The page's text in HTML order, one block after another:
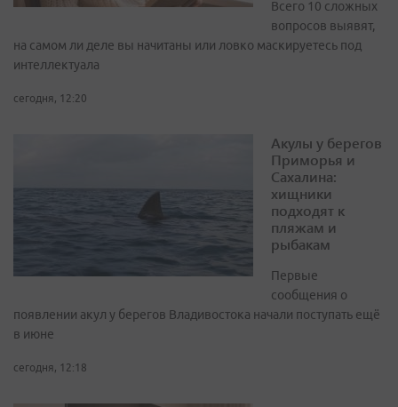
Всего 10 сложных
вопросов выявят,
на самом ли деле вы начитаны или ловко маскируетесь под
интеллектуала
сегодня, 12:20
Акулы у берегов
Приморья и
Сахалина:
хищники
подходят к
пляжам и
рыбакам
Первые
сообщения о
появлении акул у берегов Владивостока начали поступать ещё
в июне
сегодня, 12:18